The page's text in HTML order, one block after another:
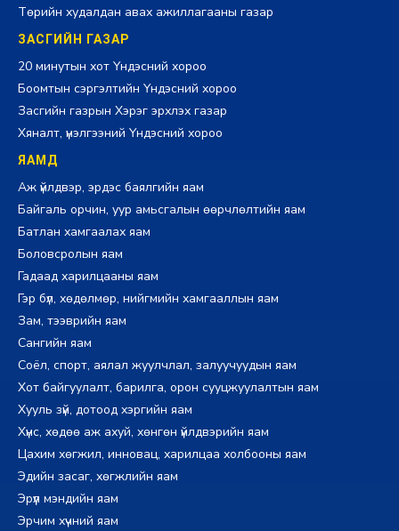
Төрийн худалдан авах ажиллагааны газар
ЗАСГИЙН ГАЗАР
20 минутын хот Үндэсний хороо
Боомтын сэргэлтийн Үндэсний хороо
Засгийн газрын Хэрэг эрхлэх газар
Хяналт, үнэлгээний Үндэсний хороо
ЯАМД
Аж үйлдвэр, эрдэс баялгийн яам
Байгаль орчин, уур амьсгалын өөрчлөлтийн яам
Батлан хамгаалах яам
Боловсролын яам
Гадаад харилцааны яам
Гэр бүл, хөдөлмөр, нийгмийн хамгааллын яам
Зам, тээврийн яам
Сангийн яам
Соёл, спорт, аялал жуулчлал, залуучуудын яам
Хот байгуулалт, барилга, орон сууцжуулалтын яам
Хууль зүй, дотоод хэргийн яам
Хүнс, хөдөө аж ахуй, хөнгөн үйлдвэрийн яам
Цахим хөгжил, инновац, харилцаа холбооны яам
Эдийн засаг, хөгжлийн яам
Эрүүл мэндийн яам
Эрчим хүчний яам